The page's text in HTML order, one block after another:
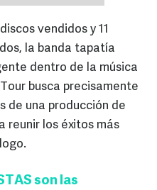
vendidos y 11
la banda tapatía
dentro de la música
busca precisamente
de una producción de
reunir los éxitos más
son las